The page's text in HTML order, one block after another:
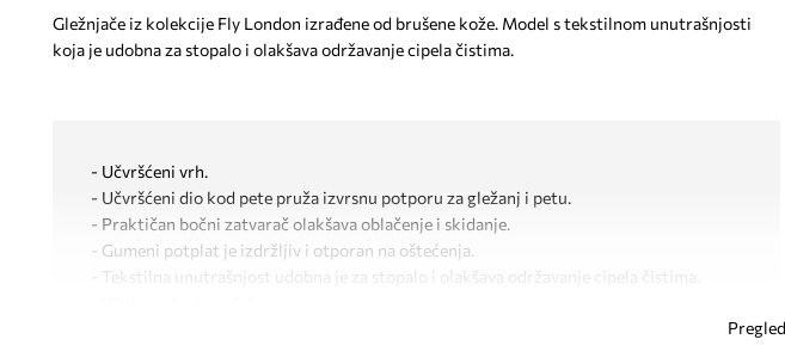
Gležnjače iz kolekcije Fly London izrađene od brušene kože. Model s tekstilnom unutrašnjosti
koja je udobna za stopalo i olakšava održavanje cipela čistima.
- Učvršćeni vrh.
- Učvršćeni dio kod pete pruža izvrsnu potporu za gležanj i petu.
- Praktičan bočni zatvarač olakšava oblačenje i skidanje.
- Gumeni potplat je izdržljiv i otporan na oštećenja.
- Tekstilna unutrašnjost udobna je za stopalo i olakšava održavanje cipela čistima.